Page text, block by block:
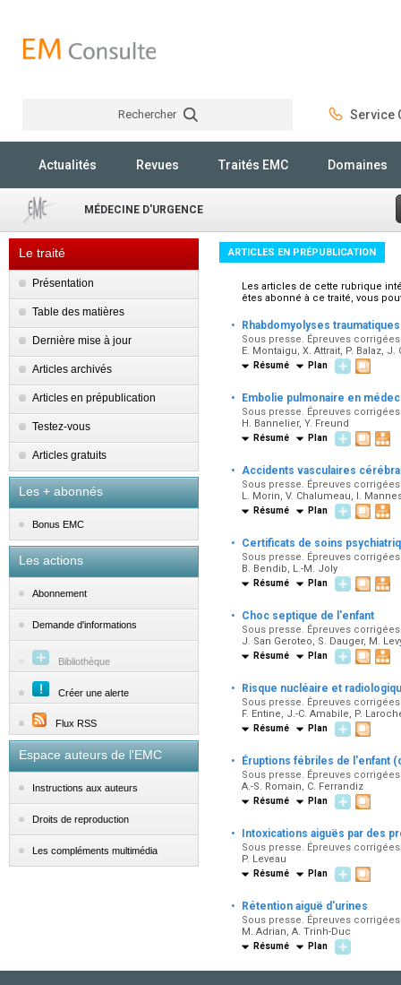
Rechercher Service
Actualités Revues Traités EMC Domaines
MÉDECINE D'URGENCE
Le traité
Présentation
Table des matières
Dernière mise à jour
Articles archivés
Articles en prépublication
Testez-vous
Articles gratuits
Les + abonnés
Bonus EMC
Les actions
Abonnement
Demande d'informations
Bibliothèque
Créer une alerte
Flux RSS
Espace auteurs de l'EMC
Instructions aux auteurs
Droits de reproduction
Les compléments multimédia
ARTICLES EN PRÉPUBLICATION
Les articles de cette rubrique
êtes abonné à ce traité, vous
· Rhabdomyolyses
Sous presse. Épreuves
E. Montaigu, X. Attrait, P. Balaz, J.
Résumé Plan
· Embolie pulmonaire en
Sous presse. Épreuves
H. Bannelier, Y. Freund
Résumé Plan
· Accidents vasculaires
Sous presse. Épreuves
L. Morin, V. Chalumeau, I.
Résumé Plan
· Certificats de soins
Sous presse. Épreuves
B. Bendib, L.-M. Joly
Résumé Plan
· Choc septique de l'enfant
Sous presse. Épreuves
J. San Geroteo, S. Dauger, M.
Résumé Plan
· Risque nucléaire et
Sous presse. Épreuves
F. Entine, J.-C. Amabile, P.
Résumé Plan
· Éruptions fébriles de l'enfant
Sous presse. Épreuves
A.-S. Romain, C. Ferrandiz
Résumé Plan
· Intoxications aiguës par des
Sous presse. Épreuves
P. Leveau
Résumé Plan
· Rétention aiguë d'urines
Sous presse. Épreuves
M. Adrian, A. Trinh-Duc
Résumé Plan